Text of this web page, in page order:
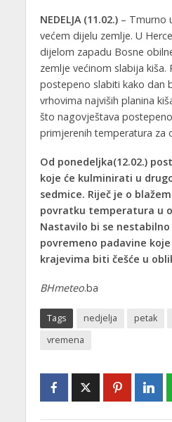
NEDELJA (11.02.)– Tmurno
većem dijelu zemlje. U
dijelom zapadu Bosne
zemlje većinom slabija kiša.
postepeno slabiti kako dan
vrhovima najviših planina
što nagovještava
primjerenih temperatura za
Od ponedeljka(12.02.)
koje će kulminirati u
sedmice. Riječ je o
povratku temperatura u
Nastavilo bi se
povremeno padavine
krajevima biti češće u
BHmeteo.ba
Tags nedjelja petak
vremena